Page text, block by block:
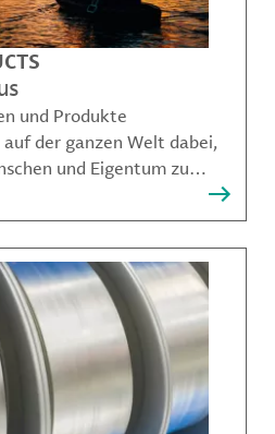
und Produkte
der ganzen Welt dabei,
und Eigentum zu
für Mobilität,
zu schaffen.